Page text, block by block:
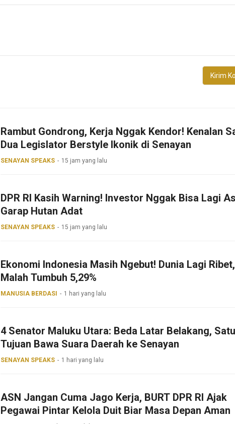
Rambut Gondrong, Kerja Nggak Kendor! Kenalan
Dua Legislator Berstyle Ikonik di Senayan
SENAYAN SPEAKS 15 jam yang lalu
DPR RI Kasih Warning! Investor Nggak Bisa Lagi
Garap Hutan Adat
SENAYAN SPEAKS 15 jam yang lalu
Ekonomi Indonesia Masih Ngebut! Dunia Lagi
Malah Tumbuh 5,29%
MANUSIA BERDASI 1 hari yang lalu
4 Senator Maluku Utara: Beda Latar Belakang, Satu
Tujuan Bawa Suara Daerah ke Senayan
SENAYAN SPEAKS 1 hari yang lalu
ASN Jangan Cuma Jago Kerja, BURT DPR RI Ajak
Pegawai Pintar Kelola Duit Biar Masa Depan Aman